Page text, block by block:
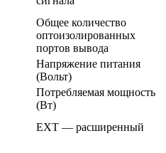
Общее количество
оптоизолированных
портов вывода
Напряжение питания
(Вольт)
Потребляемая мощность
(Вт)
EXT — расширенный